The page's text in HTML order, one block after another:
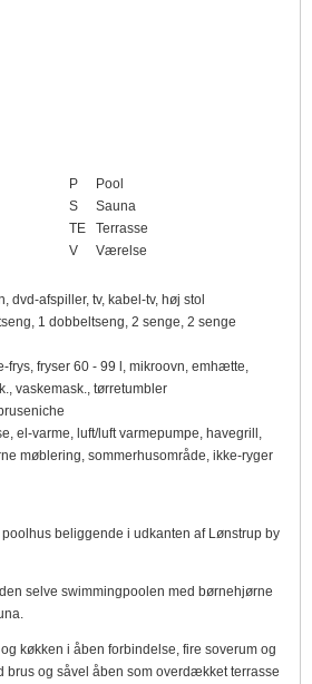
P
Pool
S
Sauna
TE
Terrasse
V
Værelse
dvd-afspiller, tv, kabel-tv, høj stol
1 dobbeltseng, 2 senge, 2 senge
frys, fryser 60 - 99 l, mikroovn, emhætte,
vaskemask., tørretumbler
el-varme, luft/luft varmepumpe, havegrill,
møblering, sommerhusområde, ikke-ryger
beliggende i udkanten af Lønstrup by
selve swimmingpoolen med børnehjørne
køkken i åben forbindelse, fire soverum og
brus og såvel åben som overdækket terrasse